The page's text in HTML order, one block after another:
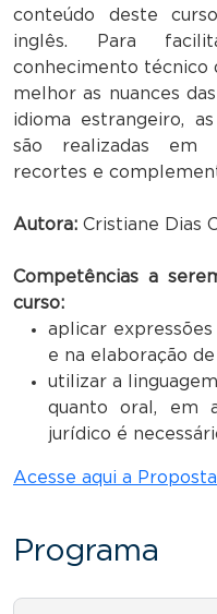
conteúdo deste
inglês. Para
conhecimento técnico
melhor as nuances
idioma estrangeiro,
são realizadas em
recortes e
Autora: Cristiane Dias
Competências a
curso:
aplicar
e na elaboração
utilizar a
quanto oral, em
jurídico é
Acesse aqui a
Programa